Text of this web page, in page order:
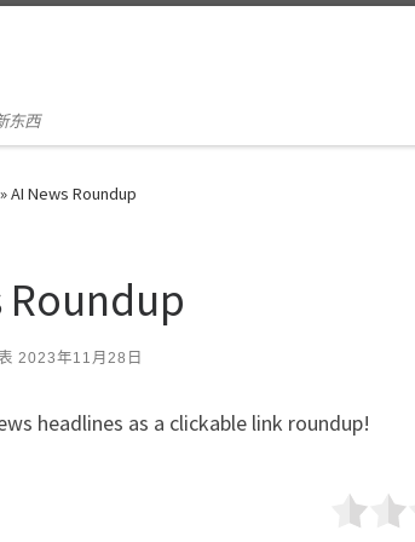
东西
»AI News Roundup
Roundup
2023年11月28日
headlines as a clickable link roundup!